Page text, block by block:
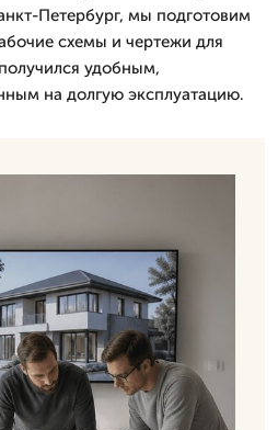
Петербург, мы подготовим
схемы и чертежи для
удобным,
на долгую эксплуатацию.